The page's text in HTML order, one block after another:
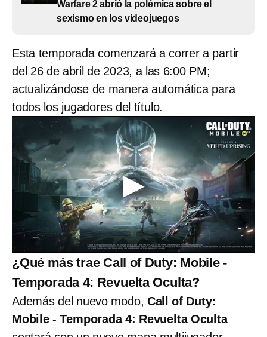
Warfare 2 abrió la polémica sobre el
sexismo en los videojuegos
Esta temporada comenzará a correr a partir
del 26 de abril de 2023, a las 6:00 PM;
actualizándose de manera automática para
todos los jugadores del título.
¿Qué más trae Call of Duty: Mobile -
Temporada 4: Revuelta Oculta?
Además del nuevo modo, Call of Duty:
Mobile - Temporada 4: Revuelta Oculta